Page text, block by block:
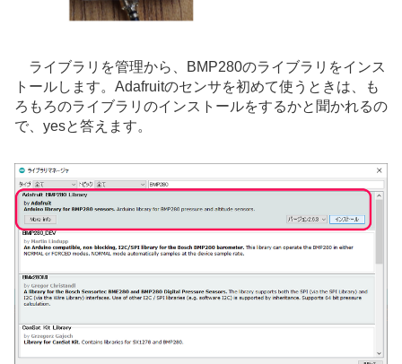
ライブラリを管理から、BMP280のライブラリをインス
トールします。Adafruitのセンサを初めて使うときは、も
ろもろのライブラリのインストールをするかと聞かれるの
で、yesと答えます。